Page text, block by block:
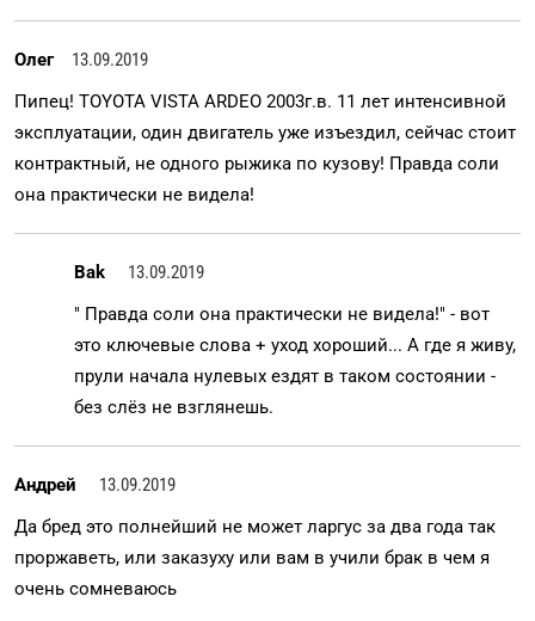
Олег
13.09.2019
Пипец! TOYOTA VISTA ARDEO 2003г.в. 11 лет интенсивной
эксплуатации, один двигатель уже изъездил, сейчас стоит
контрактный, не одного рыжика по кузову! Правда соли
она практически не видела!
Bak
13.09.2019
" Правда соли она практически не видела!" - вот
это ключевые слова + уход хороший... А где я живу,
прули начала нулевых ездят в таком состоянии -
без слёз не взглянешь.
Андрей
13.09.2019
Да бред это полнейший не может ларгус за два года так
проржаветь, или заказуху или вам в учили брак в чем я
очень сомневаюсь